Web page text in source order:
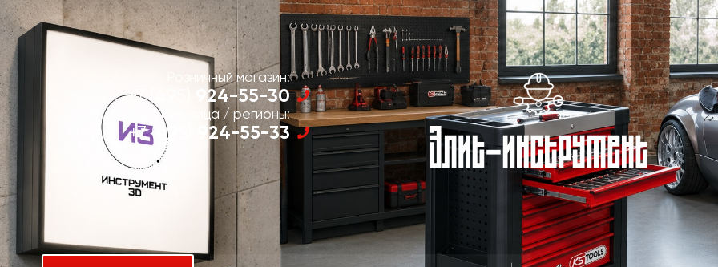
Розничный магазин:
+7 (495) 924-55-30
Юр. лица / регионы:
+7 (495) 924-55-33